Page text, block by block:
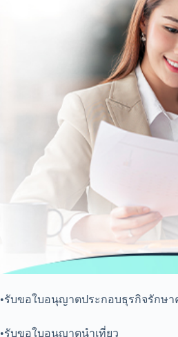
•รับขอใบอนุญาตประกอบธุรกิจรักษ
•รับขอใบอนุญาตนำเที่ยว